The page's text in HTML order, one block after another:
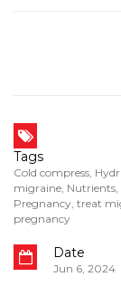
Tags
Cold compress,
migraine, Nutrients,
Pregnancy, treat
pregnancy
Date
Jun 6, 2024